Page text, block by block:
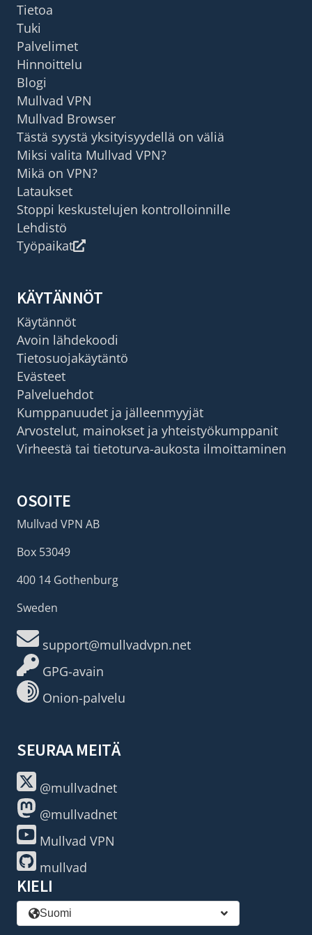
Tietoa
Tuki
Palvelimet
Hinnoittelu
Blogi
Mullvad VPN
Mullvad Browser
Tästä syystä yksityisyydellä on väliä
Miksi valita Mullvad VPN?
Mikä on VPN?
Lataukset
Stoppi keskustelujen kontrolloinnille
Lehdistö
Työpaikat
KÄYTÄNNÖT
Käytännöt
Avoin lähdekoodi
Tietosuojakäytäntö
Evästeet
Palveluehdot
Kumppanuudet ja jälleenmyyjät
Arvostelut, mainokset ja yhteistyökumppanit
Virheestä tai tietoturva-aukosta ilmoittaminen
OSOITE
Mullvad VPN AB
Box 53049
400 14 Gothenburg
Sweden
support@mullvadvpn.net
GPG-avain
Onion-palvelu
SEURAA MEITÄ
@mullvadnet
@mullvadnet
Mullvad VPN
mullvad
KIELI
Suomi